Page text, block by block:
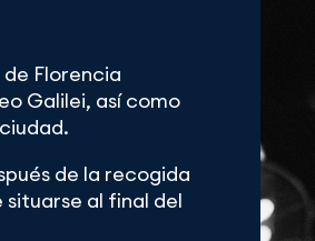
Florencia
Galilei, así como
de la recogida
al final del